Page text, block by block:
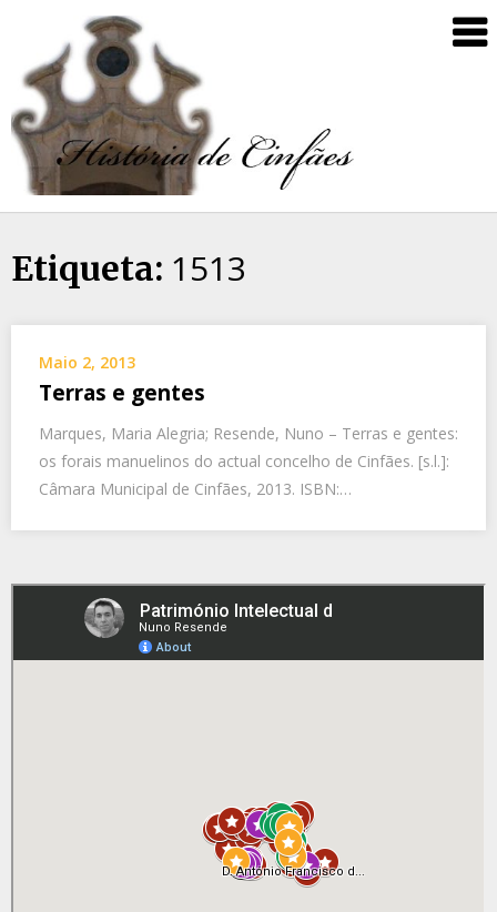
Etiqueta: 1513
Maio 2, 2013
Terras e gentes
Marques, Maria Alegria; Resende, Nuno – Terras e gentes:
os forais manuelinos do actual concelho de Cinfães. [s.l.]:
Câmara Municipal de Cinfães, 2013. ISBN:…